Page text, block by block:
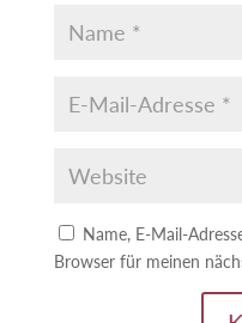
Name, E-Mail-
Browser für meinen